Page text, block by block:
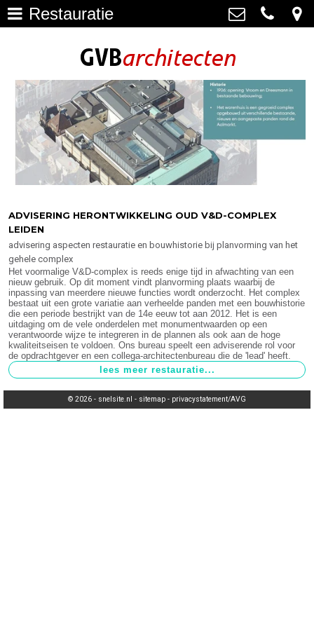
Bouwhistorie >
Onderhoud >
impressie oudere projecten >
Actueel
Contact >
GVB architecten
Haagweg 4-G3, 2311 AA Leiden
info@gvbarchitecten.nl
Restauratie
ADVISERING HERONTWIKKELING OUD V&D-COMPLEX
LEIDEN
advisering aspecten restauratie en bouwhistorie bij planvorming van het
gehele complex
Het voormalige V&D-complex is reeds enige tijd in afwachting van een
nieuw gebruik. Op dit moment vindt planvorming plaats waarbij de
inpassing van meerdere nieuwe functies wordt onderzocht. Het complex
bestaat uit een grote variatie aan verheelde panden met een bouwhistorie
die een periode bestrijkt van de 14e eeuw tot aan 2012. Het is een
uitdaging om de vele onderdelen met monumentwaarden op een
verantwoorde wijze te integreren in de plannen als ook aan de hoge
kwaliteitseisen te voldoen. Ons bureau speelt een adviserende rol voor
de opdrachtgever en een collega-architectenbureau die de 'lead' heeft.
© 2026 - snelsite.nl - sitemap - privacystatement/AVG